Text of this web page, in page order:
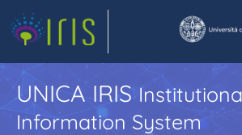
UNICA IRIS
Information System